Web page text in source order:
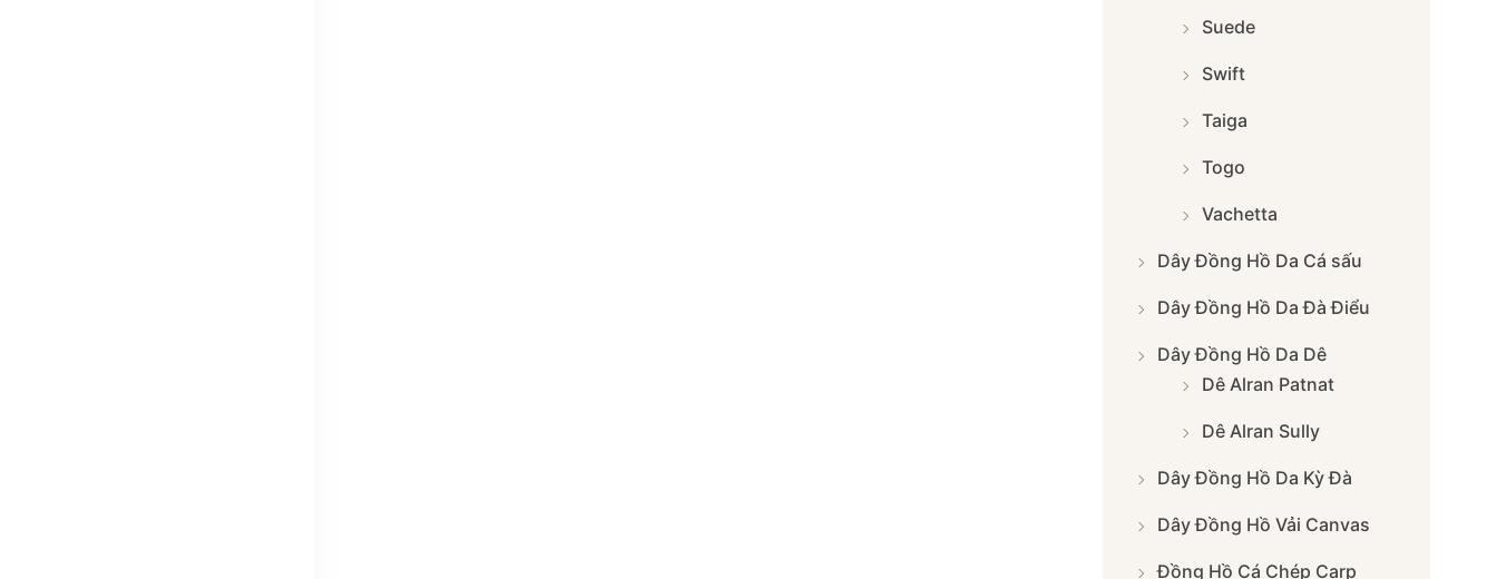
Suede
Swift
Taiga
Togo
Vachetta
Dây Đồng Hồ Da Cá sấu
Dây Đồng Hồ Da Đà Điểu
Dây Đồng Hồ Da Dê
Dê Alran Patnat
Dê Alran Sully
Dây Đồng Hồ Da Kỳ Đà
Dây Đồng Hồ Vải Canvas
Đồng Hồ Cá Chép Carp